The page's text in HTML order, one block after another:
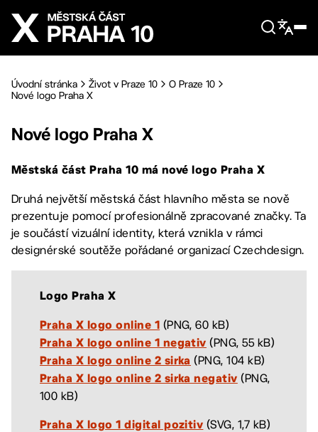
Přejít na hlavní obsah
Úvodní stránka Život v Praze 10
O Praze 10
Nové logo Praha X
Nové logo Praha X
Městská část Praha 10 má nové logo Praha X
Druhá největší městská část hlavního města se nově
prezentuje pomocí profesionálně zpracované značky. Ta
je součástí vizuální identity, která vznikla v rámci
designérské soutěže pořádané organizací Czechdesign.
Logo Praha X
Praha X logo online 1 (PNG, 60 kB)
Praha X logo online 1 negativ (PNG, 55 kB)
Praha X logo online 2 sirka (PNG, 104 kB)
Praha X logo online 2 sirka negativ (PNG,
100 kB)
Praha X logo 1 digital pozitiv (SVG, 1,7 kB)